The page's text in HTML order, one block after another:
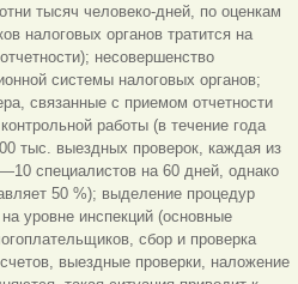
тысяч человеко-дней, по оценкам
налоговых органов тратится на
несовершенство
системы налоговых органов;
связанные с приемом отчетности
работы (в течение года
тыс. выездных проверок, каждая из
специалистов на 60 дней, однако
50 %); выделение процедур
уровне инспекций (основные
сбор и проверка
выездные проверки, наложение